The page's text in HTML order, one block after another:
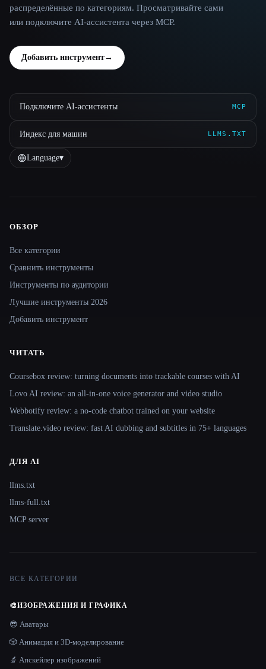
распределённые по категориям. Просматривайте сами
или подключите AI-ассистента через MCP.
Добавить инструмент→
Подключите AI-ассистенты MCP
Индекс для машин LLMS.TXT
Language▾
Site navigation
ОБЗОР
Все категории
Сравнить инструменты
Инструменты по аудитории
Лучшие инструменты 2026
Добавить инструмент
ЧИТАТЬ
Coursebox review: turning documents into trackable courses with AI
Lovo AI review: an all-in-one voice generator and video studio
Webbotify review: a no-code chatbot trained on your website
Translate.video review: fast AI dubbing and subtitles in 75+ languages
ДЛЯ AI
llms.txt
llms-full.txt
MCP server
ВСЕ КАТЕГОРИИ
🎨ИЗОБРАЖЕНИЯ И ГРАФИКА
😎 Аватары
🎲 Анимация и 3D-моделирование
🔬 Апскейлер изображений